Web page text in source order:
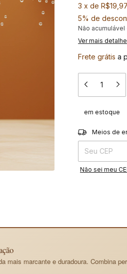
3 x de
5% de
Não
Ver mais
Frete grátis a
em estoque
Entregas para o
Meios de
Não sei meu
mais marcante e duradoura. Combina